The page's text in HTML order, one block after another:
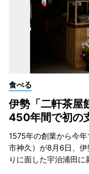
食べる
伊勢「二軒茶
450年間で初の
1575年の創業から今
市神久）が8月6日、
りに面した宇治浦田に